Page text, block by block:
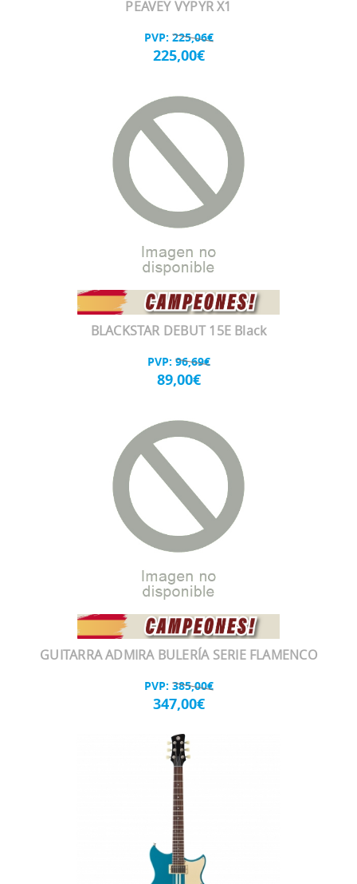
PEAVEY VYPYR X1
PVP: 225,06€
225,00€
BLACKSTAR DEBUT 15E Black
PVP: 96,69€
89,00€
GUITARRA ADMIRA BULERÍA SERIE FLAMENCO
PVP: 385,00€
347,00€